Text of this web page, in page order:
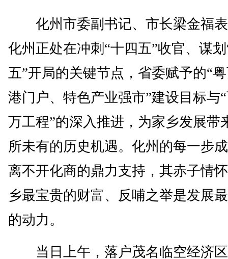
化州市委副书记、市长梁金福
化州正处在冲刺“十四五”收官、谋
五”开局的关键节点，省委赋予的“
港门户、特色产业强市”建设目标与
万工程”的深入推进，为家乡发展带
所未有的历史机遇。化州的每一步
离不开化商的鼎力支持，其赤子情
乡最宝贵的财富、反哺之举是发展
的动力。
当日上午，落户茂名临空经济